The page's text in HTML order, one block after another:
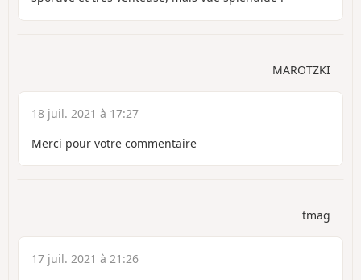
MAROTZKI
18 juil. 2021 à 17:27
Merci pour votre commentaire
tmag
17 juil. 2021 à 21:26